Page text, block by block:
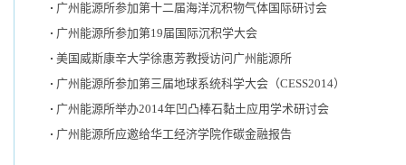
广州能源所参加第十二届海洋沉积物气体国际研讨会
广州能源所参加第19届国际沉积学大会
美国威斯康辛大学徐惠芳教授访问广州能源所
广州能源所参加第三届地球系统科学大会（CESS2014）
广州能源所举办2014年凹凸棒石黏土应用学术研讨会
广州能源所应邀给华工经济学院作碳金融报告